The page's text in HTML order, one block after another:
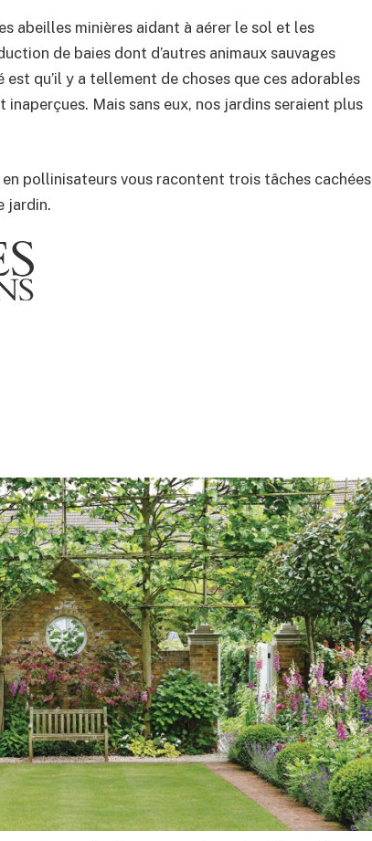
abeilles minières aidant à aérer le sol et les
de baies dont d’autres animaux sauvages
qu’il y a tellement de choses que ces adorables
Mais sans eux, nos jardins seraient plus
en pollinisateurs vous racontent trois tâches cachées
jardin.